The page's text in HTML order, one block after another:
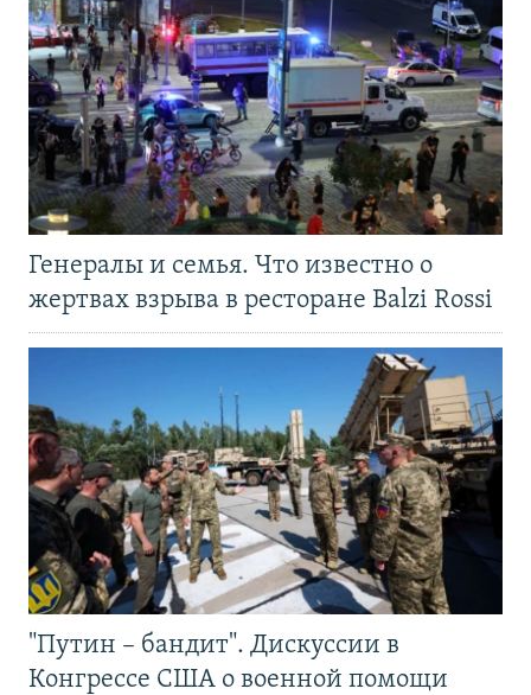
Генералы и семья. Что известно о
жертвах взрыва в ресторане Balzi Rossi
"Путин – бандит". Дискуссии в
Конгрессе США о военной помощи